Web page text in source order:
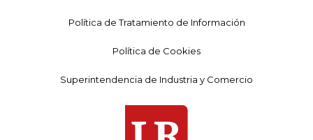
Política de Tratamiento de Información
Política de Cookies
Superintendencia de Industria y Comercio